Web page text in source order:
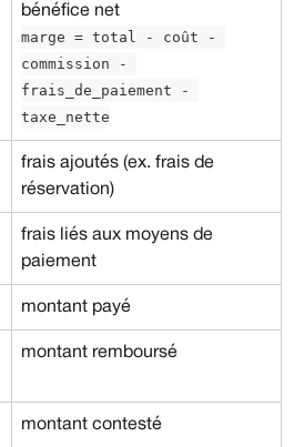
bénéfice net
marge = total - coût -
commission -
frais_de_paiement -
taxe_nette
frais ajoutés (ex. frais de
réservation)
frais liés aux moyens de
paiement
montant payé
montant remboursé
montant contesté